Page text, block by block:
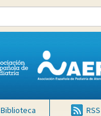
Biblioteca RSS